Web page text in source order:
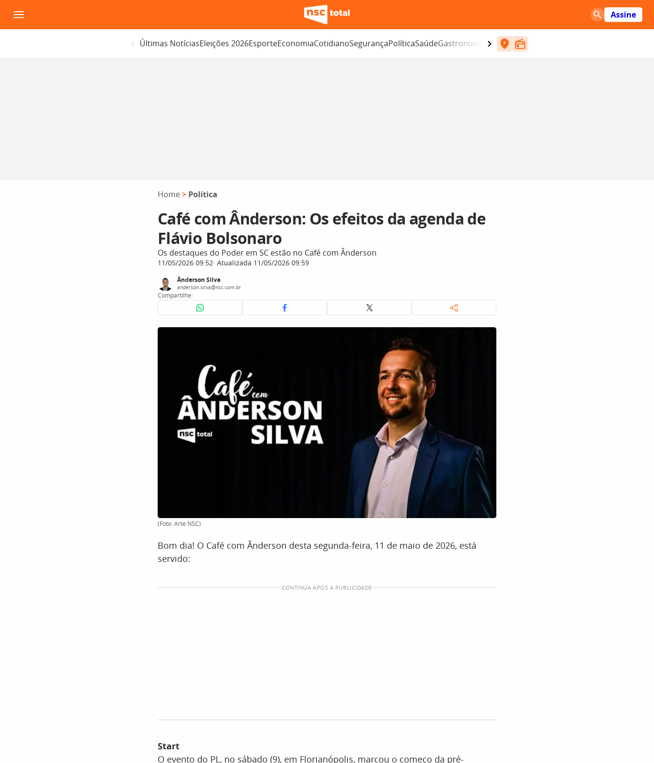
para
o
Assine
Últimas NotíciasEleições 2026EsporteEconomiaCotidianoSegurançaPolíticaSaúdeGastronomia Entretenimento
Home > Política
Café com Ânderson: Os efeitos da agenda de
Flávio Bolsonaro
Os destaques do Poder em SC estão no Café com Ânderson
11/05/2026 09:52 Atualizada 11/05/2026 09:59
Ânderson Silva
anderson.silva@nsc.com.br
Compartilhe:
(Foto: Arte NSC)
Bom dia! O Café com Ânderson desta segunda-feira, 11 de maio de 2026, está
servido:
CONTINUA APÓS A PUBLICIDADE
Start
O evento do PL, no sábado (9), em Florianópolis, marcou o começo da pré-